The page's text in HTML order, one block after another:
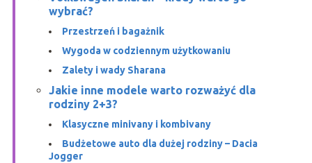
wybrać?
Przestrzeń i bagażnik
Wygoda w codziennym użytkowaniu
Zalety i wady Sharana
Jakie inne modele warto rozważyć dla
rodziny 2+3?
Klasyczne minivany i kombivany
Budżetowe auto dla dużej rodziny – Dacia
Jogger